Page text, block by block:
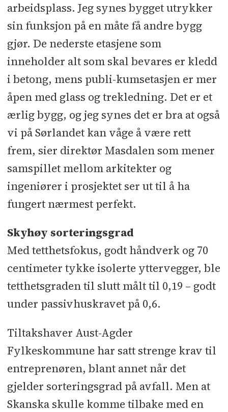
arbeidsplass. Jeg synes bygget utrykker
sin funksjon på en måte få andre bygg
gjør. De nederste etasjene som
inneholder alt som skal bevares er kledd
i betong, mens publi-kumsetasjen er mer
åpen med glass og trekledning. Det er et
ærlig bygg, og jeg synes det er bra at også
vi på Sørlandet kan våge å være rett
frem, sier direktør Masdalen som mener
samspillet mellom arkitekter og
ingeniører i prosjektet ser ut til å ha
fungert nærmest perfekt.
Skyhøy sorteringsgrad
Med tetthetsfokus, godt håndverk og 70
centimeter tykke isolerte yttervegger, ble
tetthetsgraden til slutt målt til 0,19 – godt
under passivhuskravet på 0,6.
Tiltakshaver Aust-Agder
Fylkeskommune har satt strenge krav til
entreprenøren, blant annet når det
gjelder sorteringsgrad på avfall. Men at
Skanska skulle komme tilbake med en